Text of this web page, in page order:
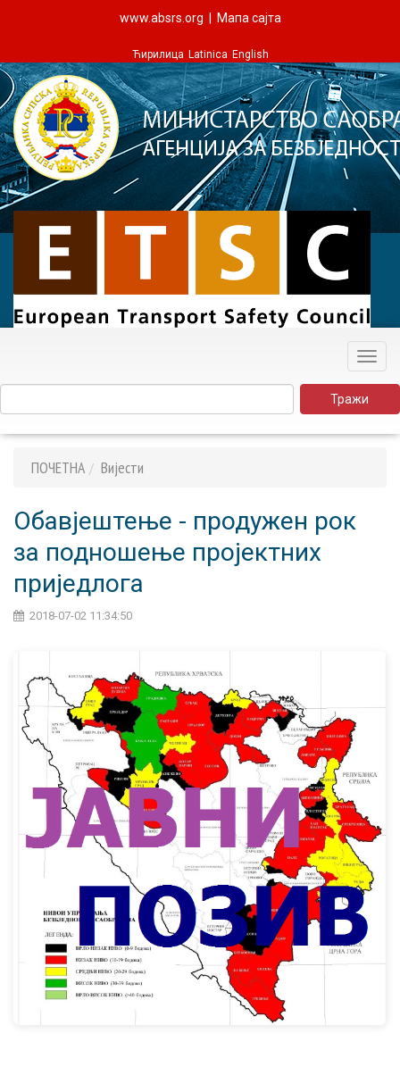
www.absrs.org Мапа сајта
Ћирилица Latinica English
ПОЧЕТНА Вијести
Обавјештење - продужен рок
за подношење пројектних
приједлога
2018-07-02 11:34:50